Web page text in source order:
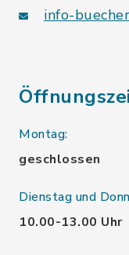
info-
Montag:
geschlossen
Dienstag und
10.00-13.00 Uhr